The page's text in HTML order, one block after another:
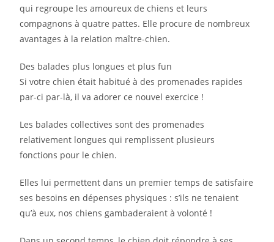
qui regroupe les amoureux de chiens et leurs
compagnons à quatre pattes. Elle procure de nombreux
avantages à la relation maître-chien.
Des balades plus longues et plus fun
Si votre chien était habitué à des promenades rapides
par-ci par-là, il va adorer ce nouvel exercice !
Les balades collectives sont des promenades
relativement longues qui remplissent plusieurs
fonctions pour le chien.
Elles lui permettent dans un premier temps de satisfaire
ses besoins en dépenses physiques : s’ils ne tenaient
qu’à eux, nos chiens gambaderaient à volonté !